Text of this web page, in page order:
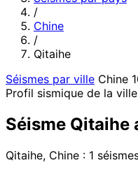
/
Chine
/
Qitaihe
Séismes par ville Chine
Profil sismique de la ville
Séisme Qitaihe
Qitaihe, Chine : 1